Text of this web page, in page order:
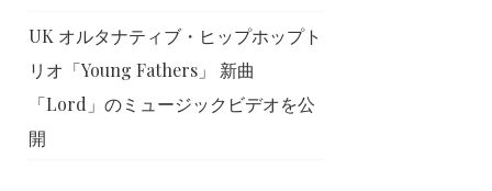
UK オルタナティブ・ヒップホップト
リオ「Young Fathers」 新曲
「Lord」のミュージックビデオを公
開